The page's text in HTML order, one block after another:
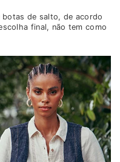
de salto, de acordo
final, não tem como